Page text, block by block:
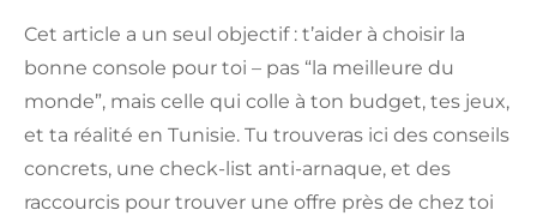
Cet article a un seul objectif : t’aider à choisir la
bonne console pour toi – pas “la meilleure du
monde”, mais celle qui colle à ton budget, tes jeux,
et ta réalité en Tunisie. Tu trouveras ici des conseils
concrets, une check-list anti-arnaque, et des
raccourcis pour trouver une offre près de chez toi